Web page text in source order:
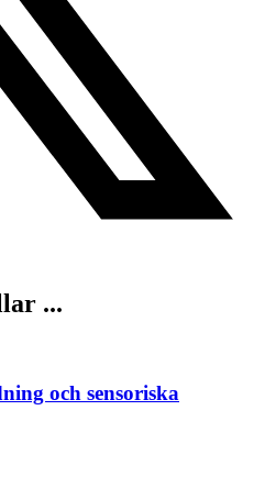
...
och sensoriska